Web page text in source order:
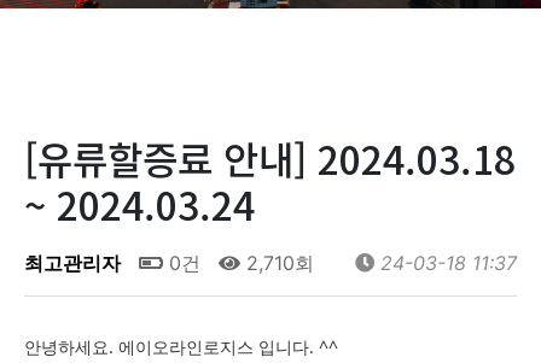
[유류할증료 안내] 2024.03.18
~ 2024.03.24
최고관리자 0건 2,710회 24-03-18 11:37
안녕하세요. 에이오라인로지스 입니다. ^^